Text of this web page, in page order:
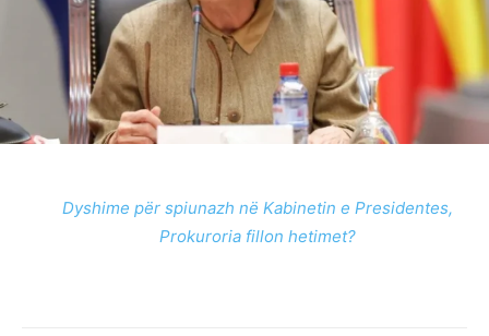
Dyshime për spiunazh në Kabinetin e Presidentes,
Prokuroria fillon hetimet?